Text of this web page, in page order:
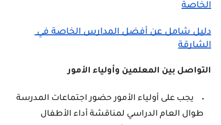
الخاصة
دليل شامل عن أفضل المدارس الخاصة في
الشارقة
التواصل بين المعلمين وأولياء الأمور
يجب على أولياء الأمور حضور اجتماعات المدرسة
طوال العام الدراسي لمناقشة أداء الأطفال